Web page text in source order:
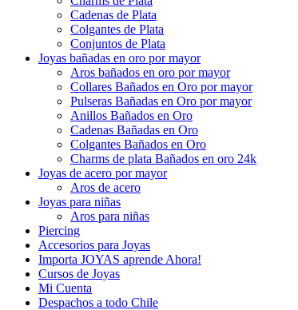
Cadenas de Plata
Colgantes de Plata
Conjuntos de Plata
Joyas bañadas en oro por mayor
Aros bañados en oro por mayor
Collares Bañados en Oro por mayor
Pulseras Bañadas en Oro por mayor
Anillos Bañados en Oro
Cadenas Bañadas en Oro
Colgantes Bañados en Oro
Charms de plata Bañados en oro 24k
Joyas de acero por mayor
Aros de acero
Joyas para niñas
Aros para niñas
Piercing
Accesorios para Joyas
Importa JOYAS aprende Ahora!
Cursos de Joyas
Mi Cuenta
Despachos a todo Chile